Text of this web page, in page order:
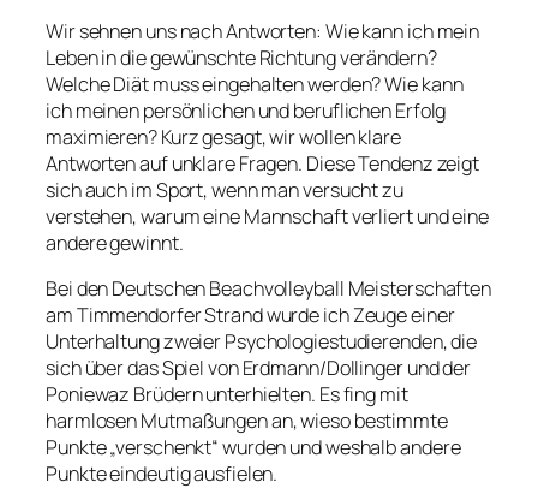
Wir sehnen uns nach Antworten: Wie kann ich mein
Leben in die gewünschte Richtung verändern?
Welche Diät muss eingehalten werden? Wie kann
ich meinen persönlichen und beruflichen Erfolg
maximieren? Kurz gesagt, wir wollen klare
Antworten auf unklare Fragen. Diese Tendenz zeigt
sich auch im Sport, wenn man versucht zu
verstehen, warum eine Mannschaft verliert und eine
andere gewinnt.
Bei den Deutschen Beachvolleyball Meisterschaften
am Timmendorfer Strand wurde ich Zeuge einer
Unterhaltung zweier Psychologiestudierenden, die
sich über das Spiel von Erdmann/Dollinger und der
Poniewaz Brüdern unterhielten. Es fing mit
harmlosen Mutmaßungen an, wieso bestimmte
Punkte „verschenkt“ wurden und weshalb andere
Punkte eindeutig ausfielen.